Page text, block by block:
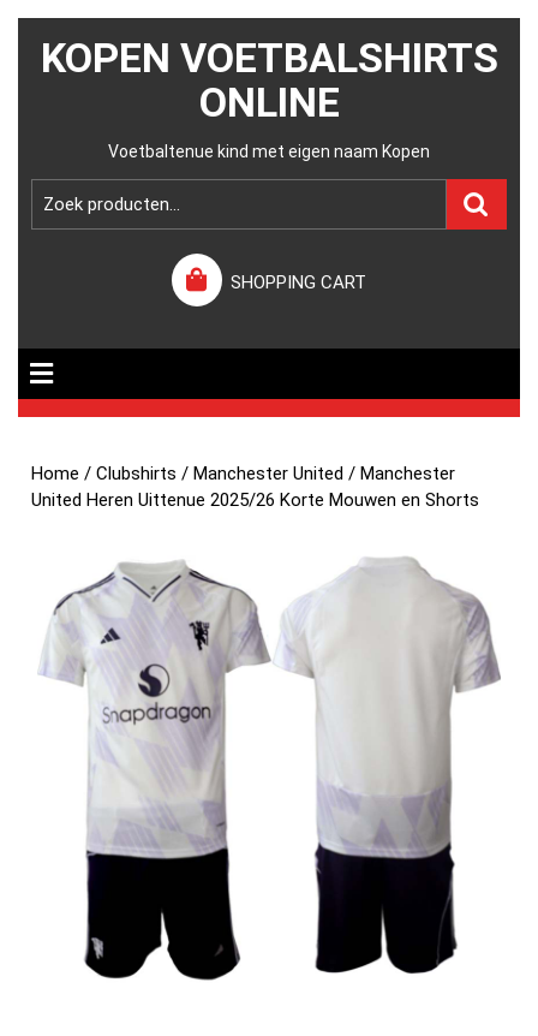
KOPEN VOETBALSHIRTS
ONLINE
Voetbaltenue kind met eigen naam Kopen
SHOPPING CART
Home /Clubshirts /Manchester United / Manchester
United Heren Uittenue 2025/26 Korte Mouwen en Shorts